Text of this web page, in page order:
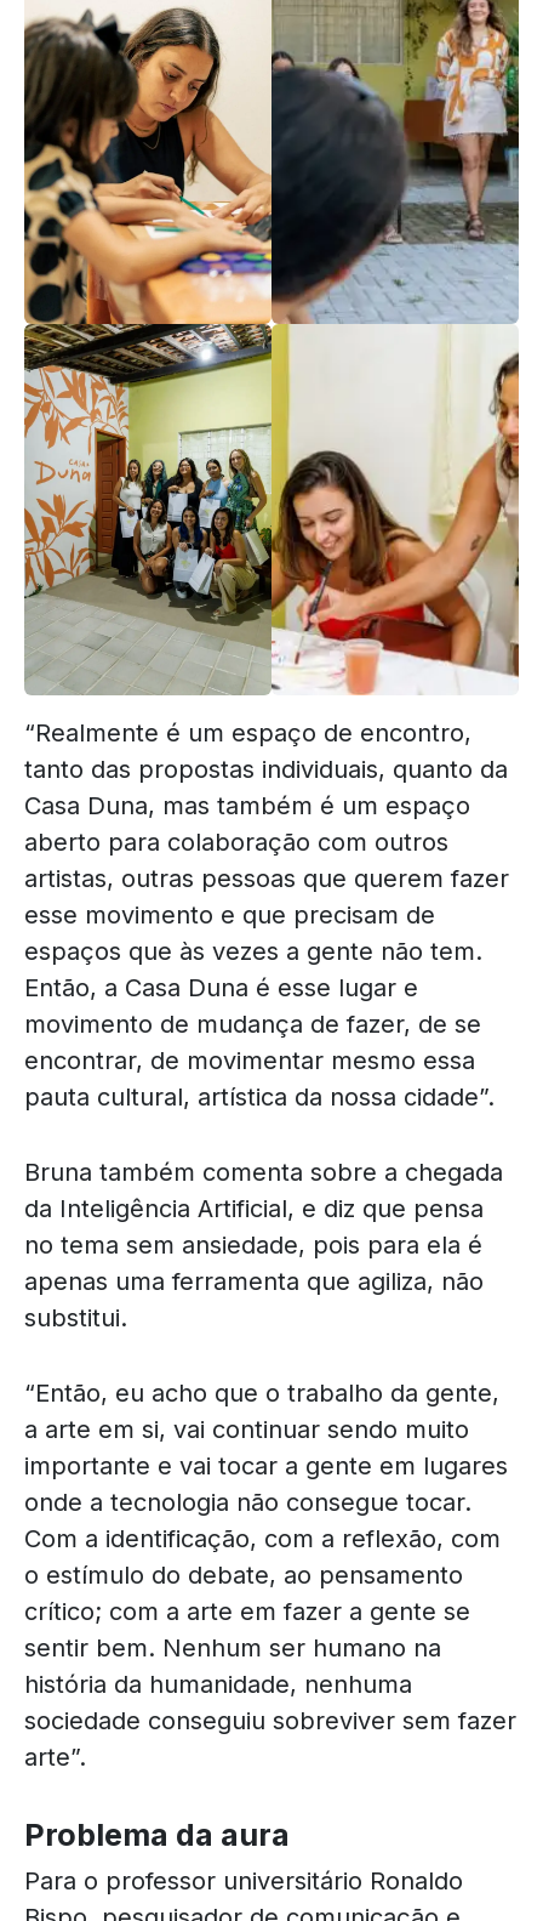
“Realmente é um espaço de encontro,
tanto das propostas individuais, quanto da
Casa Duna, mas também é um espaço
aberto para colaboração com outros
artistas, outras pessoas que querem fazer
esse movimento e que precisam de
espaços que às vezes a gente não tem.
Então, a Casa Duna é esse lugar e
movimento de mudança de fazer, de se
encontrar, de movimentar mesmo essa
pauta cultural, artística da nossa cidade”.
Bruna também comenta sobre a chegada
da Inteligência Artificial, e diz que pensa
no tema sem ansiedade, pois para ela é
apenas uma ferramenta que agiliza, não
substitui.
“Então, eu acho que o trabalho da gente,
a arte em si, vai continuar sendo muito
importante e vai tocar a gente em lugares
onde a tecnologia não consegue tocar.
Com a identificação, com a reflexão, com
o estímulo do debate, ao pensamento
crítico; com a arte em fazer a gente se
sentir bem. Nenhum ser humano na
história da humanidade, nenhuma
sociedade conseguiu sobreviver sem fazer
arte”.
Problema da aura
Para o professor universitário Ronaldo